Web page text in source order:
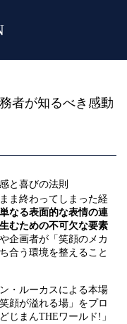
者が知るべき感動
と喜びの法則
ま終わってしまった経
なる表面的な表情の連
むための不可欠な要素
企画者が「笑顔のメカ
合う環境を整えること
・ルーカスによる本場
顔が溢れる場」をプロ
じまんTHEワールド!」